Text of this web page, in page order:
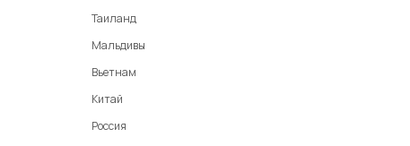
Таиланд
Мальдивы
Вьетнам
Китай
Россия